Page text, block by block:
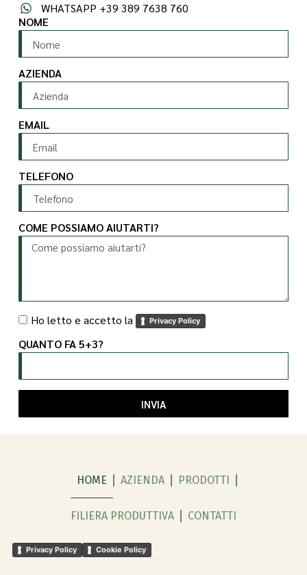
WHATSAPP +39 389 7638 760
NOME
AZIENDA
EMAIL
TELEFONO
COME POSSIAMO AIUTARTI?
Ho letto e accetto la Privacy Policy
QUANTO FA 5+3?
INVIA
HOME AZIENDA PRODOTTI
FILIERA PRODUTTIVA CONTATTI
Privacy Policy Cookie Policy